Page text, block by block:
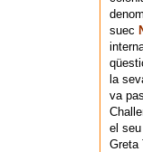
suec
la
va
el
Greta